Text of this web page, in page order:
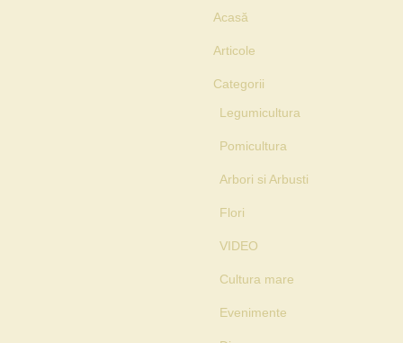
Acasă
Articole
Categorii
Legumicultura
Pomicultura
Arbori si Arbusti
Flori
VIDEO
Cultura mare
Evenimente